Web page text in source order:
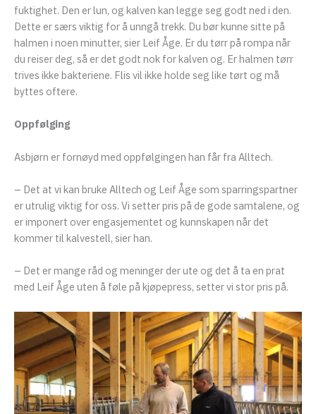
fuktighet. Den er lun, og kalven kan legge seg godt ned i den.
Dette er særs viktig for å unngå trekk. Du bør kunne sitte på
halmen i noen minutter, sier Leif Åge. Er du tørr på rompa når
du reiser deg, så er det godt nok for kalven og. Er halmen tørr
trives ikke bakteriene. Flis vil ikke holde seg like tørt og må
byttes oftere.
Oppfølging
Asbjørn er fornøyd med oppfølgingen han får fra Alltech.
– Det at vi kan bruke Alltech og Leif Åge som sparringspartner
er utrulig viktig for oss. Vi setter pris på de gode samtalene, og
er imponert over engasjementet og kunnskapen når det
kommer til kalvestell, sier han.
– Det er mange råd og meninger der ute og det å ta en prat
med Leif Åge uten å føle på kjøpepress, setter vi stor pris på.